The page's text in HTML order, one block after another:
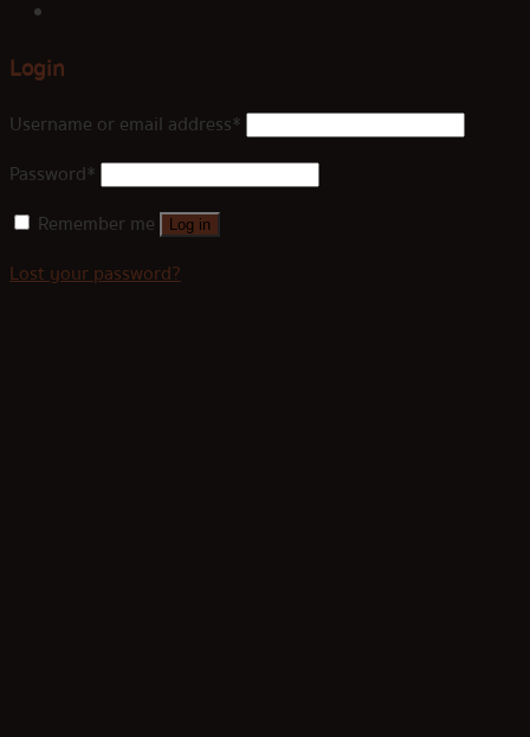
Login
Username or email address*
Password*
Remember me
Log in
Lost your password?